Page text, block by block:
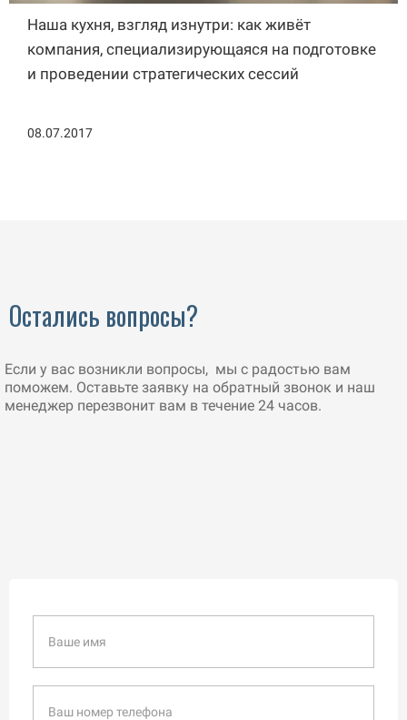
Наша кухня, взгляд изнутри: как живёт
компания, специализирующаяся на подготовке
и проведении стратегических сессий
08.07.2017
Остались вопросы?
Если у вас возникли вопросы, мы с радостью вам
поможем. Оставьте заявку на обратный звонок и наш
менеджер перезвонит вам в течение 24 часов.